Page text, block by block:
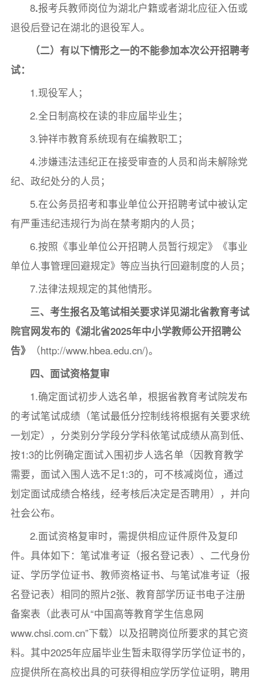
8.报考兵教师岗位为湖北户籍或者湖北应征入伍或
退役后登记在湖北的退役军人。
（二）有以下情形之一的不能参加本次公开招聘考
试：
1.现役军人；
2.全日制高校在读的非应届毕业生；
3.钟祥市教育系统现有在编教职工；
4.涉嫌违法违纪正在接受审查的人员和尚未解除党
纪、政纪处分的人员；
5.在公务员招考和事业单位公开招聘考试中被认定
有严重违纪违规行为尚在禁考期内的人员；
6.按照《事业单位公开招聘人员暂行规定》《事业
单位人事管理回避规定》等应当执行回避制度的人员；
7.法律法规规定的其他情形。
三、考生报名及笔试相关要求详见湖北省教育考试
院官网发布的《湖北省2025年中小学教师公开招聘公
告》
（http://www.hbea.edu.cn/)。
四、 面试资格复审
1.确定面试初步人选名单，根据省教育考试院发布
的考试笔试成绩（笔试最低分控制线将根据有关要求统
一划定），分类别分学段分学科依笔试成绩从高到低、
按1:3的比例确定面试入围初步人选名单（因教育教学
需要，面试入围人选不足1:3的，可不核减岗位，通过
划定面试成绩合格线，经考核后决定是否聘用），并向
社会公布。
2.面试资格复审时，需提供相应证件原件及复印
件。具体如下：笔试准考证（报名登记表）、二代身份
证、学历学位证书、教师资格证书、与笔试准考证（报
名登记表）相同的照片2张、教育部学历证书电子注册
备案表（此表可从“中国高等教育学生信息网
www.chsi.com.cn”下载）以及招聘岗位所要求的其它资
料。其中2025年应届毕业生暂未取得学历学位证书的，
应提供所在高校出具的可获得相应学历学位证明，聘用